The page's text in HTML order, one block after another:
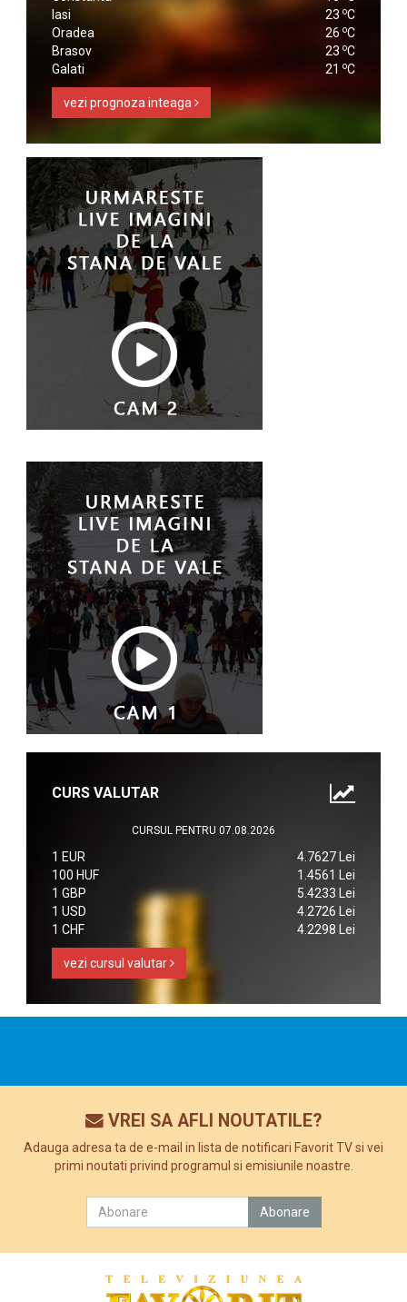
Iasi
23 oC
Oradea
26 oC
Brasov
23 oC
Galati
21 oC
vezi prognoza inteaga
CURS VALUTAR
CURSUL PENTRU 07.08.2026
1 EUR
4.7627 Lei
100 HUF
1.4561 Lei
1 GBP
5.4233 Lei
1 USD
4.2726 Lei
1 CHF
4.2298 Lei
vezi cursul valutar
VREI SA AFLI NOUTATILE?
Adauga adresa ta de e-mail in lista de notificari Favorit TV si vei
primi noutati privind programul si emisiunile noastre.